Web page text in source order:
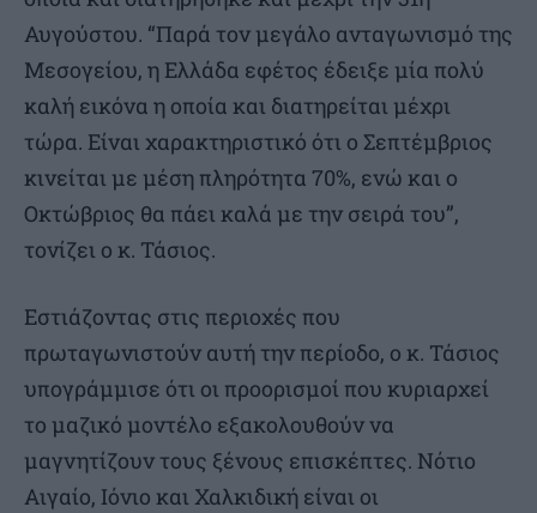
Αυγούστου. “Παρά τον μεγάλο ανταγωνισμό της
Μεσογείου, η Ελλάδα εφέτος έδειξε μία πολύ
καλή εικόνα η οποία και διατηρείται μέχρι
τώρα. Είναι χαρακτηριστικό ότι ο Σεπτέμβριος
κινείται με μέση πληρότητα 70%, ενώ και ο
Οκτώβριος θα πάει καλά με την σειρά του”,
τονίζει ο κ. Τάσιος.
Εστιάζοντας στις περιοχές που
πρωταγωνιστούν αυτή την περίοδο, ο κ. Τάσιος
υπογράμμισε ότι οι προορισμοί που κυριαρχεί
το μαζικό μοντέλο εξακολουθούν να
μαγνητίζουν τους ξένους επισκέπτες. Νότιο
Αιγαίο, Ιόνιο και Χαλκιδική είναι οι